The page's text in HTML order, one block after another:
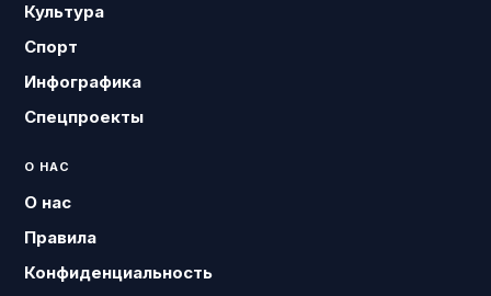
Культура
Спорт
Инфографика
Спецпроекты
О НАС
О нас
Правила
Конфиденциальность